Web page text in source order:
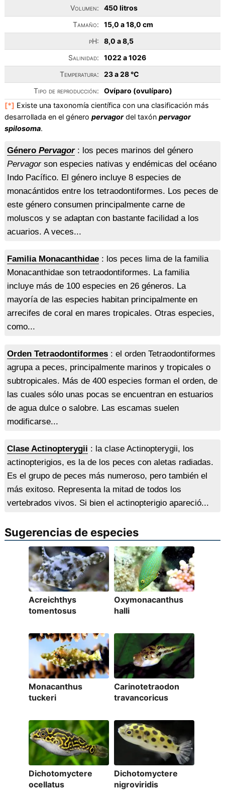
Volumen:
450 litros
Tamaño:
15,0 a 18,0 cm
pH:
8,0 a 8,5
Salinidad:
1022 a 1026
Temperatura:
23 a 28 °C
Tipo de reproducción:
Ovíparo (ovulíparo)
[*] Existe una taxonomía científica con una clasificación más
desarrollada en el género pervagordel taxón pervagor
spilosoma.
Género Pervagor: los peces marinos del género
Pervagorson especies nativas y endémicas del océano
Indo Pacífico. El género incluye 8 especies de
monacántidos entre los tetraodontiformes. Los peces de
este género consumen principalmente carne de
moluscos y se adaptan con bastante facilidad a los
acuarios. A veces...
Familia Monacanthidae: los peces lima de la familia
Monacanthidae son tetraodontiformes. La familia
incluye más de 100 especies en 26 géneros. La
mayoría de las especies habitan principalmente en
arrecifes de coral en mares tropicales. Otras especies,
como...
Orden Tetraodontiformes: el orden Tetraodontiformes
agrupa a peces, principalmente marinos y tropicales o
subtropicales. Más de 400 especies forman el orden, de
las cuales sólo unas pocas se encuentran en estuarios
de agua dulce o salobre. Las escamas suelen
modificarse...
Clase Actinopterygii : la clase Actinopterygii, los
actinopterigios, es la de los peces con aletas radiadas.
Es el grupo de peces más numeroso, pero también el
más exitoso. Representa la mitad de todos los
vertebrados vivos. Si bien el actinopterigio apareció...
Sugerencias de especies
Acreichthys
tomentosus
Oxymonacanthus
halli
Monacanthus
tuckeri
Carinotetraodon
travancoricus
Dichotomyctere
ocellatus
Dichotomyctere
nigroviridis